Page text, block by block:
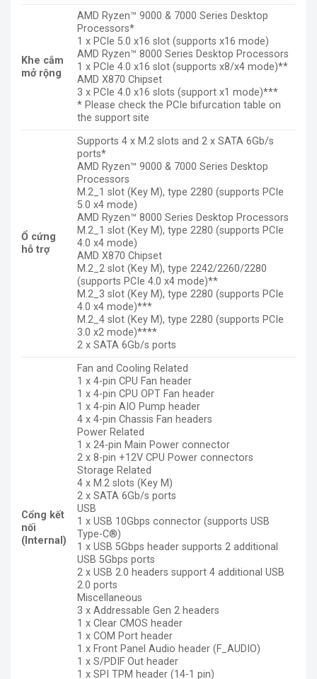
Khe cắm
mở rộng
AMD Ryzen™ 9000 & 7000 Series Desktop
Processors*
1 x PCIe 5.0 x16 slot (supports x16 mode)
AMD Ryzen™ 8000 Series Desktop Processors
1 x PCIe 4.0 x16 slot (supports x8/x4 mode)**
AMD X870 Chipset
3 x PCIe 4.0 x16 slots (support x1 mode)***
* Please check the PCIe bifurcation table on
the support site
Ổ cứng
hỗ trợ
Supports 4 x M.2 slots and 2 x SATA 6Gb/s
ports*
AMD Ryzen™ 9000 & 7000 Series Desktop
Processors
M.2_1 slot (Key M), type 2280 (supports PCIe
5.0 x4 mode)
AMD Ryzen™ 8000 Series Desktop Processors
M.2_1 slot (Key M), type 2280 (supports PCIe
4.0 x4 mode)
AMD X870 Chipset
M.2_2 slot (Key M), type 2242/2260/2280
(supports PCIe 4.0 x4 mode)**
M.2_3 slot (Key M), type 2280 (supports PCIe
4.0 x4 mode)***
M.2_4 slot (Key M), type 2280 (supports PCIe
3.0 x2 mode)****
2 x SATA 6Gb/s ports
Cổng kết
nối
(Internal)
Fan and Cooling Related
1 x 4-pin CPU Fan header
1 x 4-pin CPU OPT Fan header
1 x 4-pin AIO Pump header
4 x 4-pin Chassis Fan headers
Power Related
1 x 24-pin Main Power connector
2 x 8-pin +12V CPU Power connectors
Storage Related
4 x M.2 slots (Key M)
2 x SATA 6Gb/s ports
USB
1 x USB 10Gbps connector (supports USB
Type-C®)
1 x USB 5Gbps header supports 2 additional
USB 5Gbps ports
2 x USB 2.0 headers support 4 additional USB
2.0 ports
Miscellaneous
3 x Addressable Gen 2 headers
1 x Clear CMOS header
1 x COM Port header
1 x Front Panel Audio header (F_AUDIO)
1 x S/PDIF Out header
1 x SPI TPM header (14-1 pin)